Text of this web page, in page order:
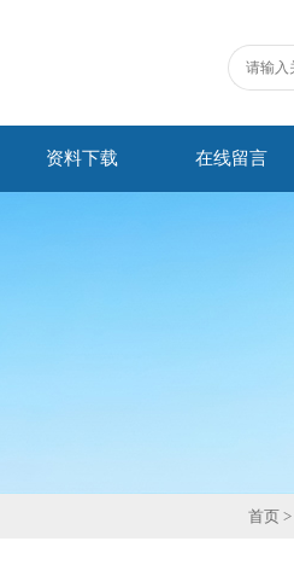
资料下载 在线留言
首页 >